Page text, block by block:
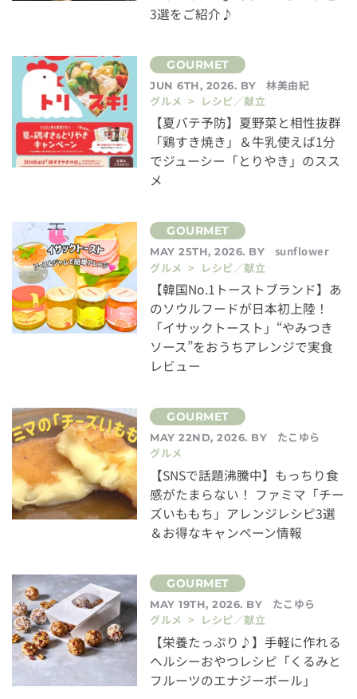
3選をご紹介♪
JUN 6TH, 2026. BY
林美由紀
グルメ > レシピ／献立
【夏バテ予防】夏野菜と相性抜群
「鶏すき焼き」＆牛乳使えば1分
でジューシー「とりやき」のスス
メ
MAY 25TH, 2026. BY
sunflower
グルメ > レシピ／献立
【韓国No.1トーストブランド】あ
のソウルフードが日本初上陸！
「イサックトースト」“やみつき
ソース”をおうちアレンジで実食
レビュー
MAY 22ND, 2026. BY
たこゆら
グルメ
【SNSで話題沸騰中】もっちり食
感がたまらない！ ファミマ「チー
ズいももち」アレンジレシピ3選
＆お得なキャンペーン情報
MAY 19TH, 2026. BY
たこゆら
グルメ > レシピ／献立
【栄養たっぷり♪】手軽に作れる
ヘルシーおやつレシピ「くるみと
フルーツのエナジーボール」